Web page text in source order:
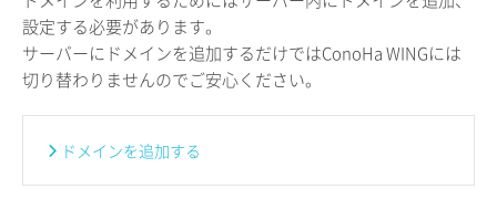
設定する必要があります。
サーバーにドメインを追加するだけではConoHa WINGには
切り替わりませんのでご安心ください。
ドメインを追加する